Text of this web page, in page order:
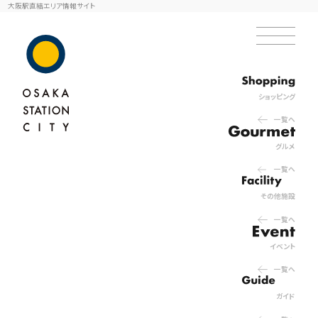
大阪駅直結エリア情報サイト
ショッピング
一覧へ
グルメ
一覧へ
その他施設
一覧へ
イベント
一覧へ
ガイド